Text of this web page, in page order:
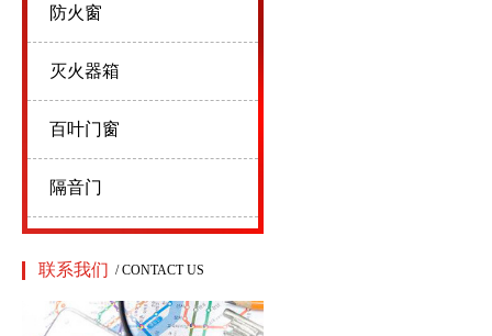
防火窗
灭火器箱
百叶门窗
隔音门
联系我们 / CONTACT US